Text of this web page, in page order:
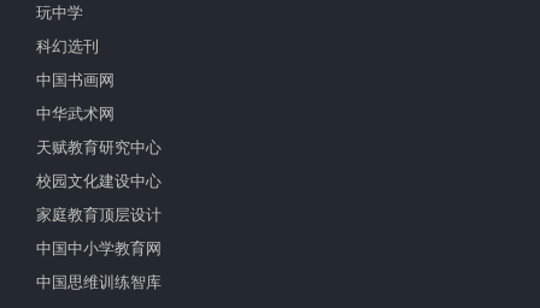
玩中学
科幻选刊
中国书画网
中华武术网
天赋教育研究中心
校园文化建设中心
家庭教育顶层设计
中国中小学教育网
中国思维训练智库